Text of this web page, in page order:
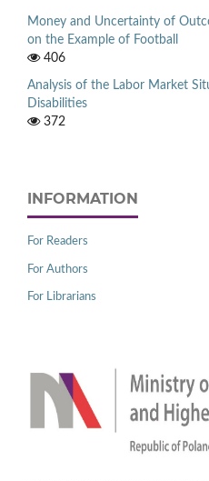
Money and Uncertainty of
on the Example of Football
406
Analysis of the Labor Market
Disabilities
372
INFORMATION
For Readers
For Authors
For Librarians